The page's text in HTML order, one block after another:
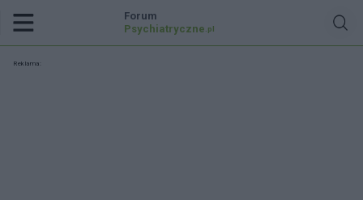
Forum
Psychiatryczne .pl
Reklama: